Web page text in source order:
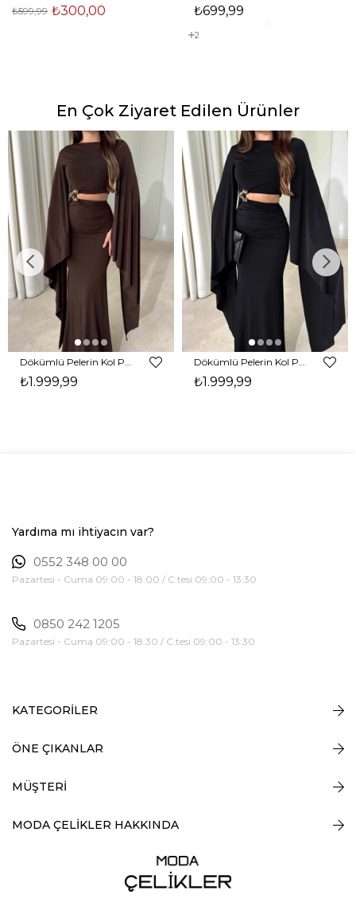
₺300,00
₺599,99 ₺699,99
2
En Çok Ziyaret Edilen Ürünler
₺1.999,99 ₺1.999,99
Yardıma mı ihtiyacın var?
0552 348 00 00
Pazartesi - Cuma 09:00 - 18:00 / C.tesi 09:00 - 13:30
0850 242 1205
Pazartesi - Cuma 09:00 - 18:30 / C.tesi 09:00 - 13:30
KATEGORİLER
ÖNE ÇIKANLAR
MÜŞTERİ
MODA ÇELİKLER HAKKINDA